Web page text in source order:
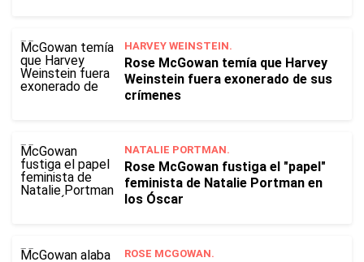
HARVEY WEINSTEIN.
Rose McGowan temía que Harvey
Weinstein fuera exonerado de sus
crímenes
NATALIE PORTMAN.
Rose McGowan fustiga el "papel"
feminista de Natalie Portman en
los Óscar
ROSE MCGOWAN.